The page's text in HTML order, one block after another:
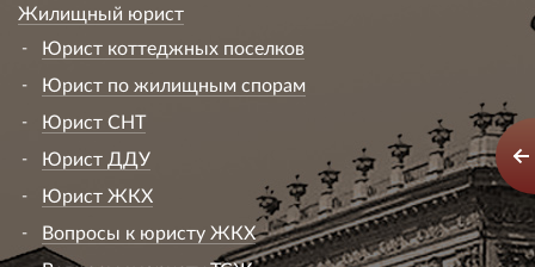
Жилищный юрист
Юрист коттеджных поселков
Юрист по жилищным спорам
Юрист СНТ
Юрист ДДУ
Юрист ЖКХ
Вопросы к юристу ЖКХ